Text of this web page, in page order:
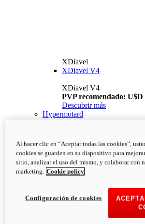
XDiavel
XDiavel V4
XDiavel V4
PVP recomendado: U$D
Descubrir más
Hypermotard
Al hacer clic en “Aceptar todas las cookies”,
cookies se guarden en su dispositivo para
sitio, analizar el uso del mismo, y colaborar con
marketing. Cookie policy
Configuración de cookies